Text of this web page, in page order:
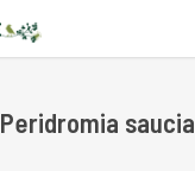
Peridromia saucia